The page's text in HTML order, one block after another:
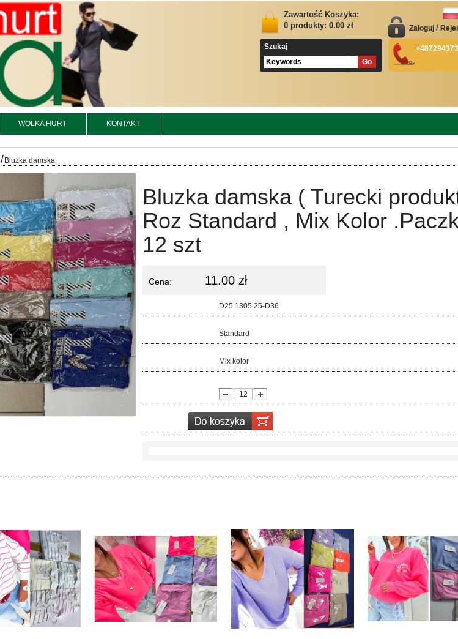
Zawartość Koszyka:
0 produkty: 0.00 zł
Szukaj
Zaloguj /
WOLKA HURT KONTAKT
/ Bluzka damska
Bluzka damska ( Turecki
Roz Standard , Mix Kolor
12 szt
Cena: 11.00 zł
D25.1305.25-D36
Standard
Mix kolor